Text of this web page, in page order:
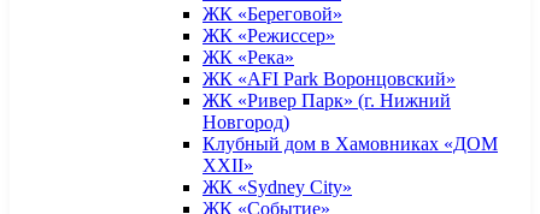
ЖК «Береговой»
ЖК «Режиссер»
ЖК «Река»
ЖК «AFI Park Воронцовский»
ЖК «Ривер Парк» (г. Нижний
Новгород)
Клубный дом в Хамовниках «ДОМ
XXII»
ЖК «Sydney City»
ЖК «Событие»